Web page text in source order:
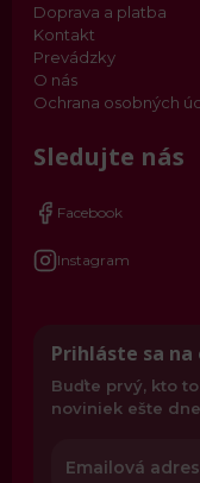
Doprava a platba
Kontakt
Prevádzky
O nás
Ochrana osobných
Sledujte nás
Facebook
Instagram
Prihláste sa
Buďte prvý, kto
noviniek ešte